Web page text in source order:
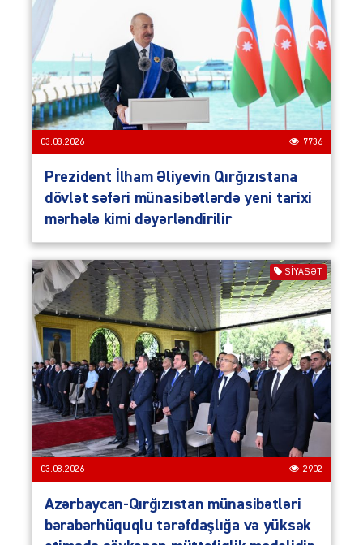
03.08.2026 7736
Prezident İlham Əliyevin Qırğızıstana
dövlət səfəri münasibətlərdə yeni tarixi
mərhələ kimi dəyərləndirilir
SIYASƏT
03.08.2026 2902
Azərbaycan-Qırğızıstan münasibətləri
bərabərhüquqlu tərəfdaşlığa və yüksək